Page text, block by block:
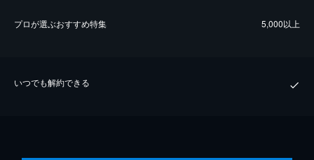
プロが選ぶおすすめ特集 5,000以上
いつでも解約できる